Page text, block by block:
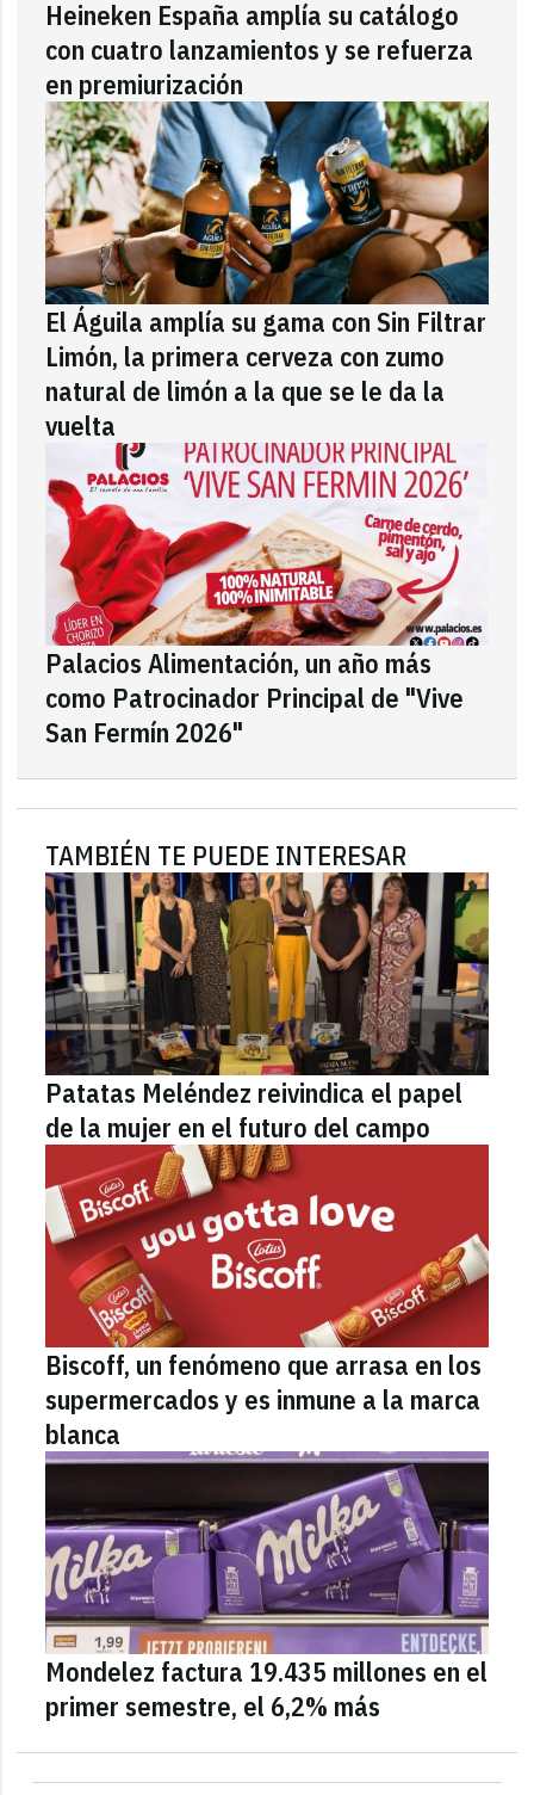
Heineken España amplía su catálogo
con cuatro lanzamientos y se refuerza
en premiurización
El Águila amplía su gama con Sin Filtrar
Limón, la primera cerveza con zumo
natural de limón a la que se le da la
vuelta
Palacios Alimentación, un año más
como Patrocinador Principal de "Vive
San Fermín 2026"
TAMBIÉN TE PUEDE INTERESAR
Patatas Meléndez reivindica el papel
de la mujer en el futuro del campo
Biscoff, un fenómeno que arrasa en los
supermercados y es inmune a la marca
blanca
Mondelez factura 19.435 millones en el
primer semestre, el 6,2% más